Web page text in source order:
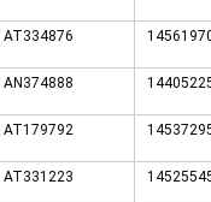
AT334876
AN374888
AT179792
AT331223